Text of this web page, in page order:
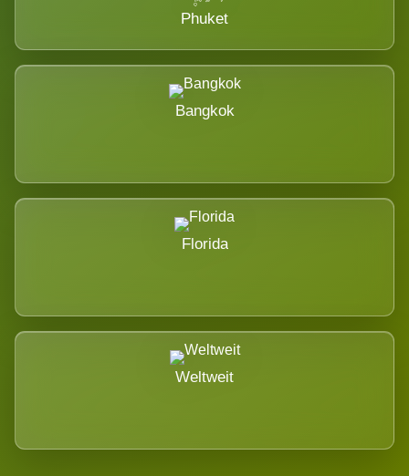
Phuket
Bangkok
Florida
Weltweit